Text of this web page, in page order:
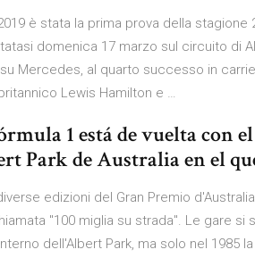
è stata la prima prova della
domenica 17 marzo sul circuito di
Mercedes, al quarto successo in
Lewis Hamilton e …
1 está de vuelta con
Park de Australia en el
edizioni del Gran Premio
"100 miglia su strada". Le gare si
dell'Albert Park, ma solo nel 1985